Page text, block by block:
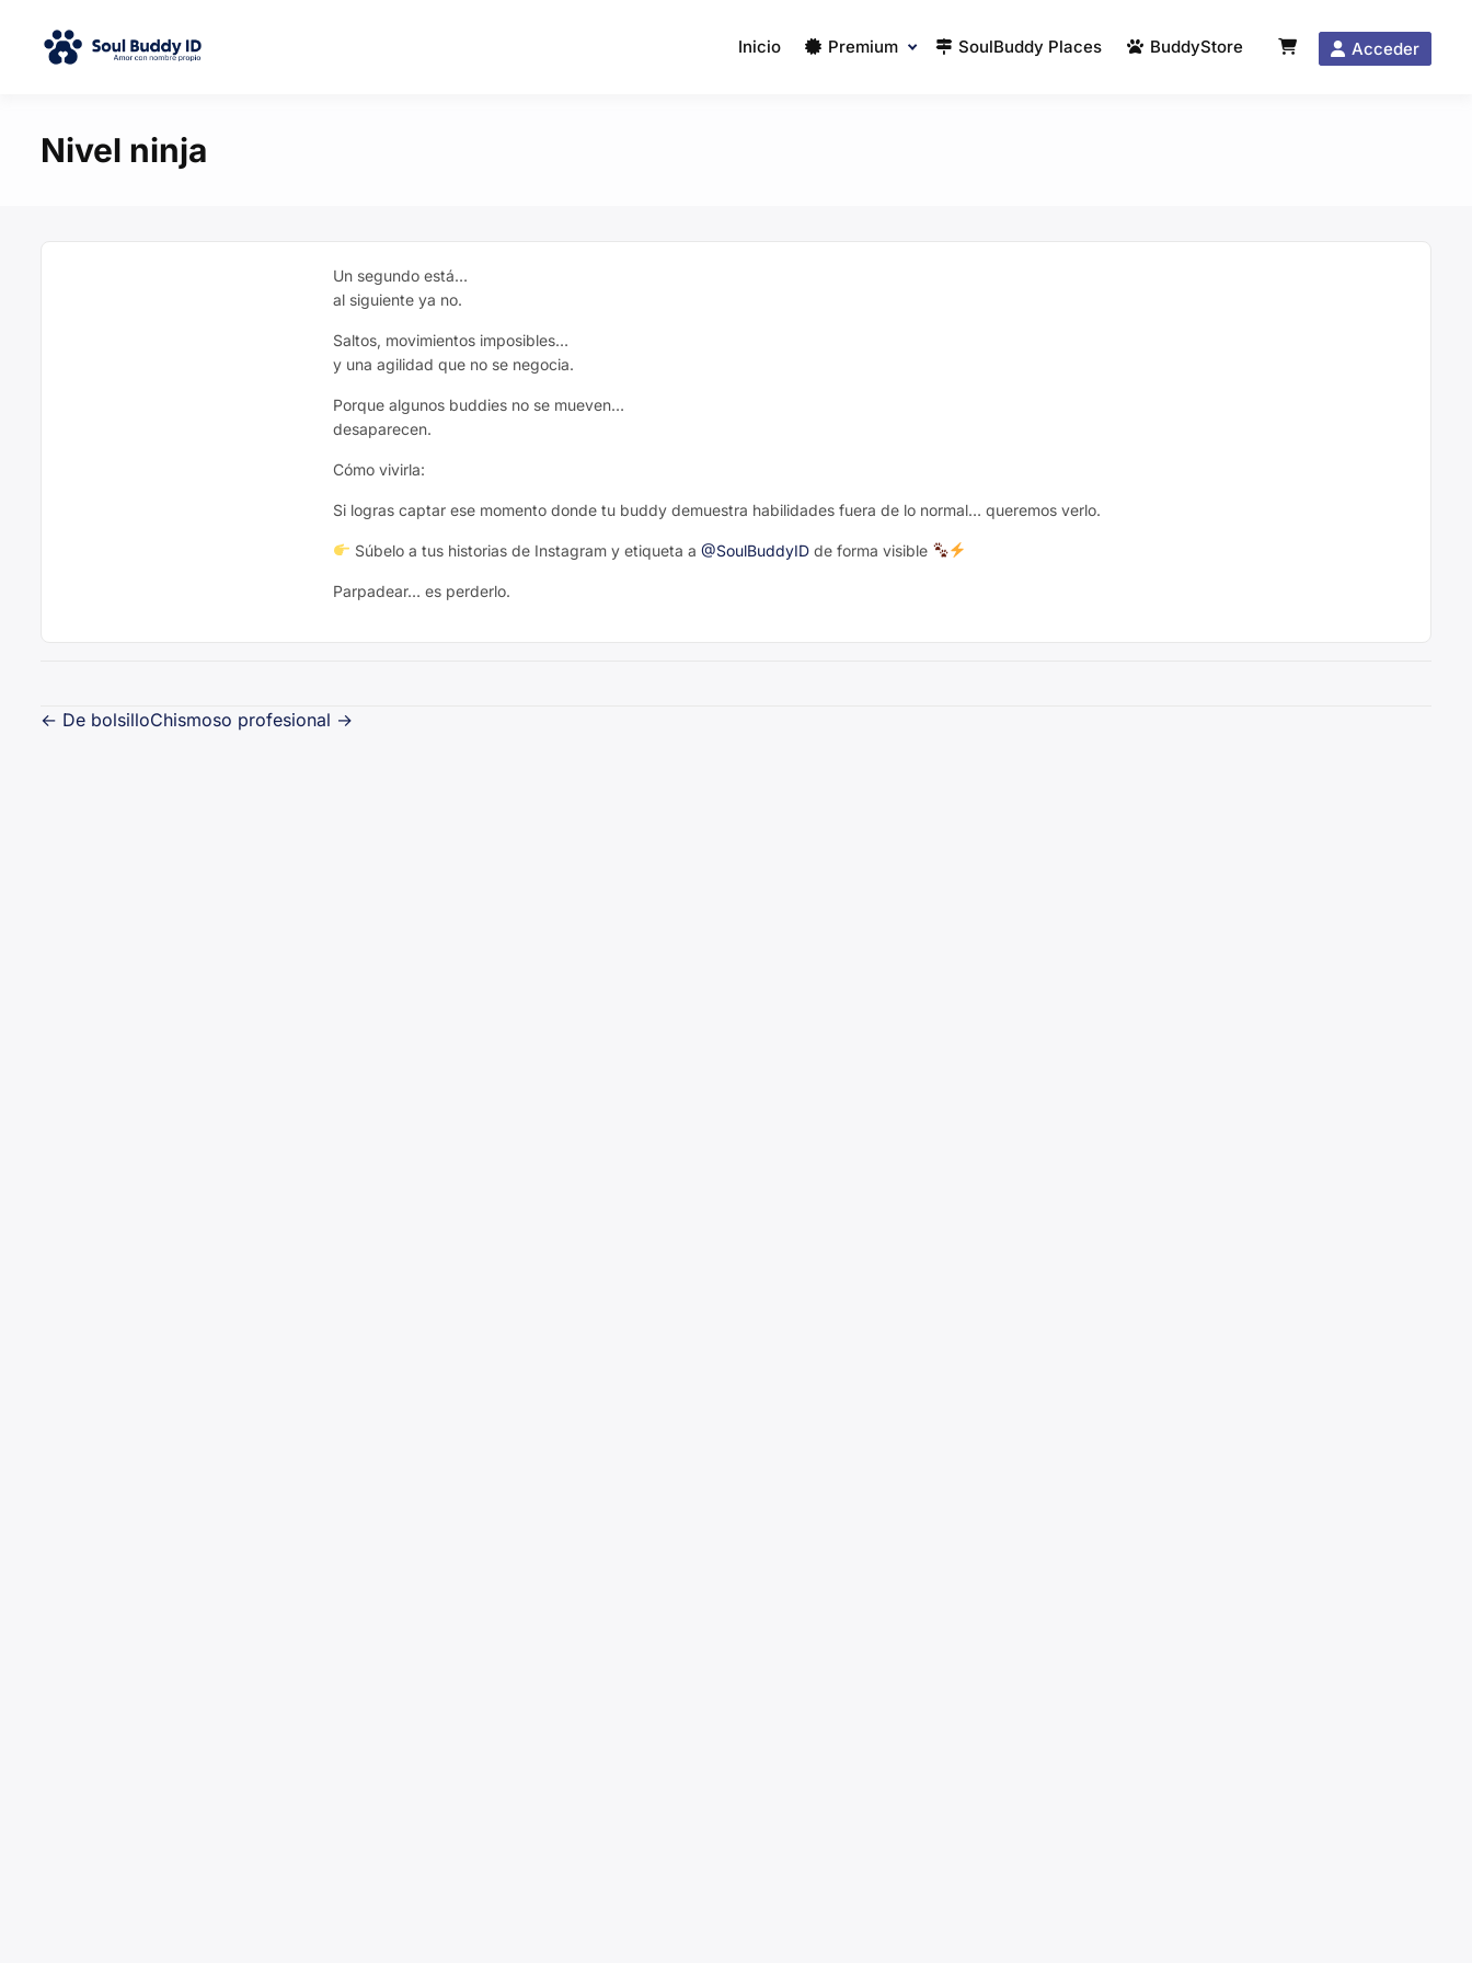
Inicio Premium SoulBuddy Places BuddyStore Acceder
Nivel ninja
Un segundo está…
al siguiente ya no.
Saltos, movimientos imposibles…
y una agilidad que no se negocia.
Porque algunos buddies no se mueven…
desaparecen.
Cómo vivirla:
Si logras captar ese momento donde tu buddy demuestra habilidades fuera de lo normal… queremos verlo.
Súbelo a tus historias de Instagram y etiqueta a @SoulBuddyIDde forma visible
Parpadear… es perderlo.
Navegación
← De bolsilloChismoso profesional →